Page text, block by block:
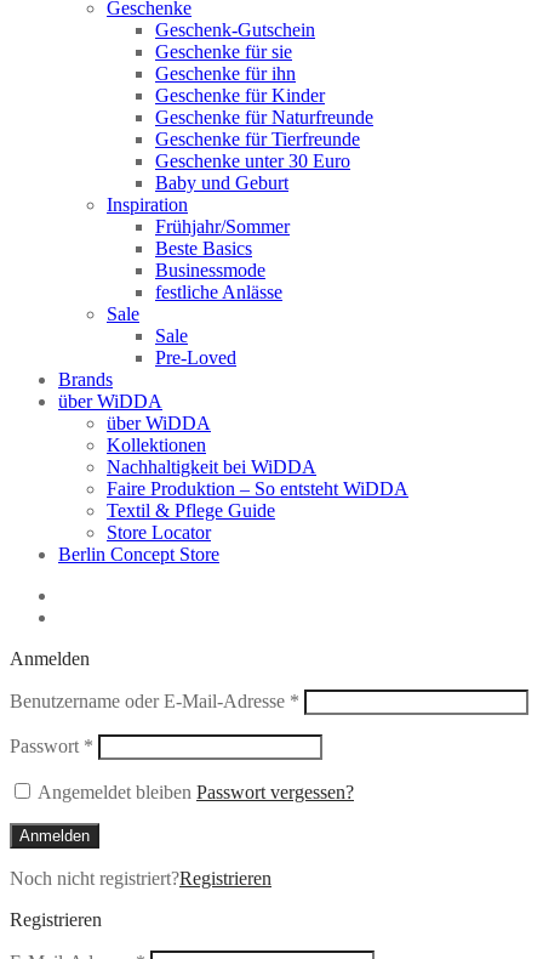
Geschenke
Geschenk-Gutschein
Geschenke für sie
Geschenke für ihn
Geschenke für Kinder
Geschenke für Naturfreunde
Geschenke für Tierfreunde
Geschenke unter 30 Euro
Baby und Geburt
Inspiration
Frühjahr/Sommer
Beste Basics
Businessmode
festliche Anlässe
Sale
Sale
Pre-Loved
Brands
über WiDDA
über WiDDA
Kollektionen
Nachhaltigkeit bei WiDDA
Faire Produktion – So entsteht WiDDA
Textil & Pflege Guide
Store Locator
Berlin Concept Store
Anmelden
Benutzername oder E-Mail-Adresse * Erforderlich
Passwort * Erforderlich
Angemeldet bleiben Passwort vergessen?
Anmelden
Noch nicht registriert?Registrieren
Registrieren